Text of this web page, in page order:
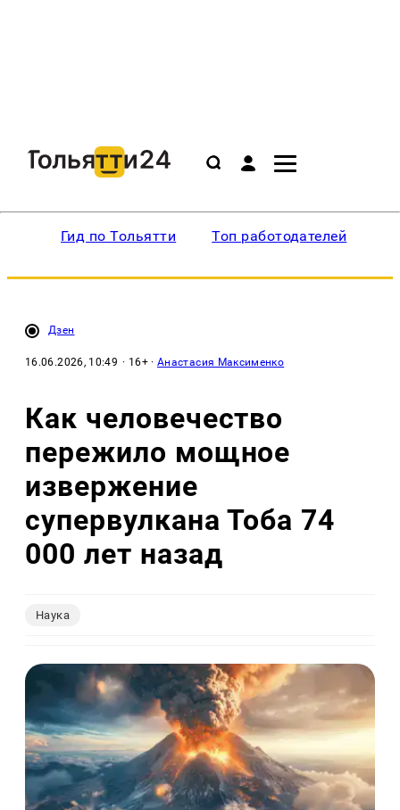
Гид по Тольятти Топ работодателей
Дзен
16.06.2026, 10:49 · 16+ ·Анастасия Максименко
Как человечество
пережило мощное
извержение
супервулкана Тоба 74
000 лет назад
Наука